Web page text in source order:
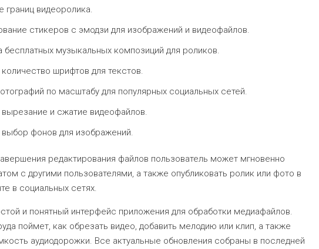
границ видеоролика.
стикеров с эмодзи для изображений и видеофайлов.
бесплатных музыкальных композиций для роликов.
шрифтов для текстов.
по масштабу для популярных социальных сетей.
вырезание и сжатие видеофайлов.
фонов для изображений.
редактирования файлов пользователь может мгновенно
с другими пользователями, а также опубликовать ролик или фото в
в социальных сетях.
и понятный интерфейс приложения для обработки медиафайлов.
поймет, как обрезать видео, добавить мелодию или клип, а также
аудиодорожки. Все актуальные обновления собраны в последней